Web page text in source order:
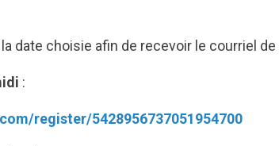
date choisie afin de recevoir le courriel
:
register/5428956737051954700